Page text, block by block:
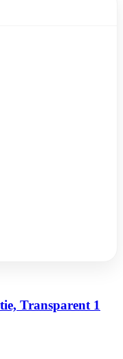
Transparent 1